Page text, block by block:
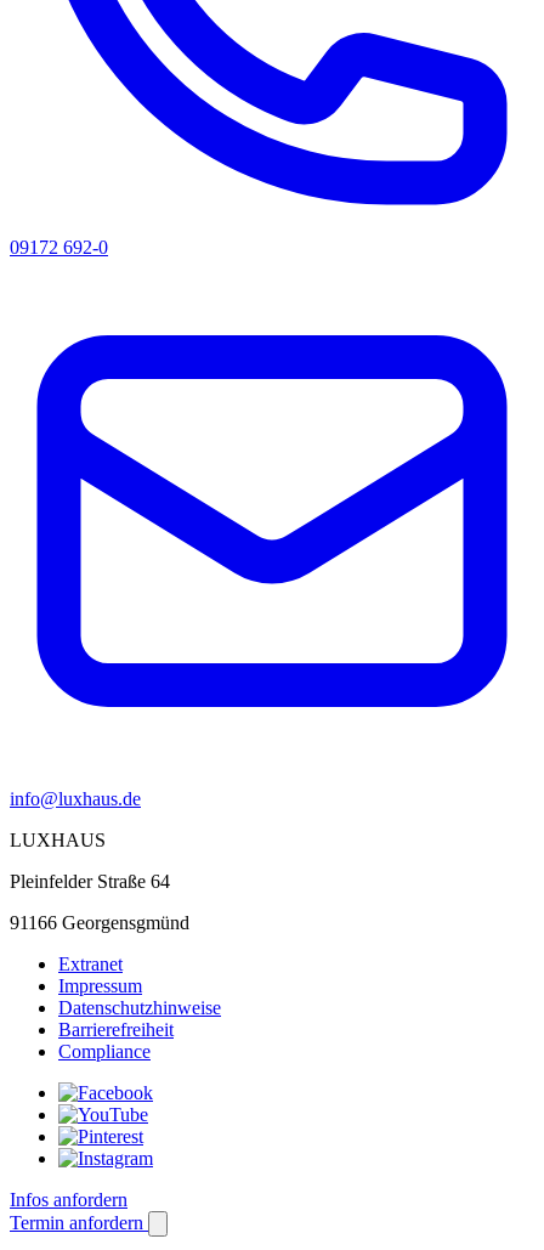
09172 692-0
info@luxhaus.de
LUXHAUS
Pleinfelder Straße 64
91166 Georgensgmünd
Extranet
Impressum
Datenschutzhinweise
Barrierefreiheit
Compliance
Infos anfordern
Termin anfordern